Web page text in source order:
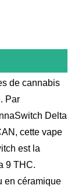
de cannabis
Par
Delta
cette vape
est la
9 THC.
en céramique